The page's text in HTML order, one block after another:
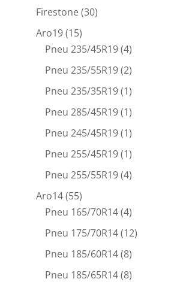
Firestone(30)
Aro19(15)
Pneu 235/45R19(4)
Pneu 235/55R19(2)
Pneu 235/35R19(1)
Pneu 285/45R19(1)
Pneu 245/45R19(1)
Pneu 255/45R19(1)
Pneu 255/55R19(4)
Aro14(55)
Pneu 165/70R14(4)
Pneu 175/70R14(12)
Pneu 185/60R14(8)
Pneu 185/65R14(8)